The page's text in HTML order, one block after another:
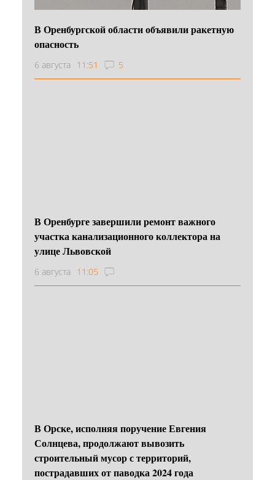
В Оренбургской области объявили ракетную
опасность
6 августа 11:51 5
В Оренбурге завершили ремонт важного
участка канализационного коллектора на
улице Львовской
6 августа 11:05
В Орске, исполняя поручение Евгения
Солнцева, продолжают вывозить
строительный мусор с территорий,
пострадавших от паводка 2024 года